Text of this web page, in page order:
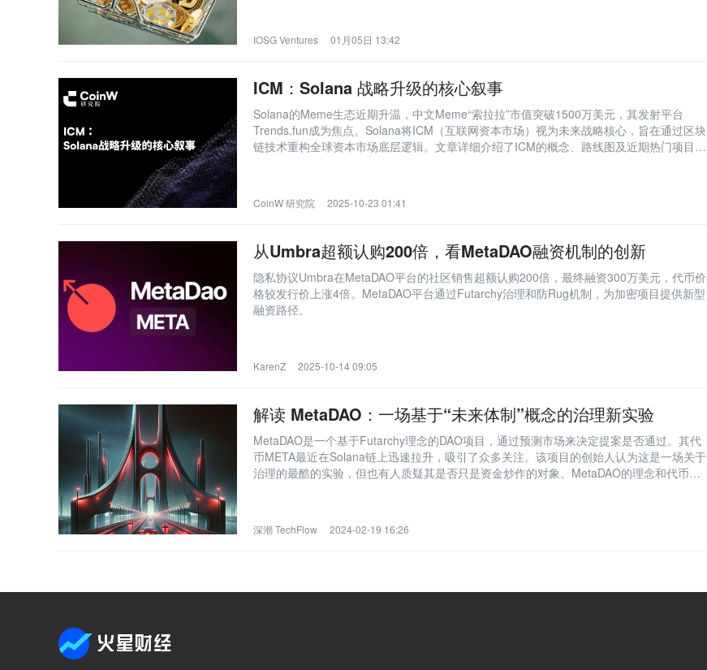
IOSG Ventures 01月05日 13:42
ICM：Solana 战略升级的核心叙事
Solana的Meme生态近期升温，中文Meme“索拉拉”市值突破1500万美元，其发射平台
Trends.fun成为焦点。Solana将ICM（互联网资本市场）视为未来战略核心，旨在通过区块
链技术重构全球资本市场底层逻辑。文章详细介绍了ICM的概念、路线图及近期热门项目如
CoinW 研究院 2025-10-23 01:41
从Umbra超额认购200倍，看MetaDAO融资机制的创新
隐私协议Umbra在MetaDAO平台的社区销售超额认购200倍，最终融资300万美元，代币价
格较发行价上涨4倍。MetaDAO平台通过Futarchy治理和防Rug机制，为加密项目提供新型
融资路径。
KarenZ 2025-10-14 09:05
解读 MetaDAO：一场基于“未来体制”概念的治理新实验
MetaDAO是一个基于Futarchy理念的DAO项目，通过预测市场来决定提案是否通过。其代
币META最近在Solana链上迅速拉升，吸引了众多关注。该项目的创始人认为这是一场关于
治理的最酷的实验，但也有人质疑其是否只是资金炒作的对象。MetaDAO的理念和代币值
长期效果和潜在的未预见后果仍需时间来评估。加密市场总是为信念买单，MetaDAO的成
功也取决于其能否凝聚社区共识。
深潮 TechFlow 2024-02-19 16:26